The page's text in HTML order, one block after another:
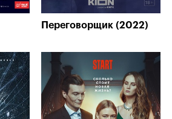
Переговорщик (2022)